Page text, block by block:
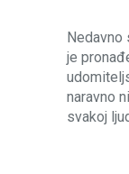
je
naravno
svakoj